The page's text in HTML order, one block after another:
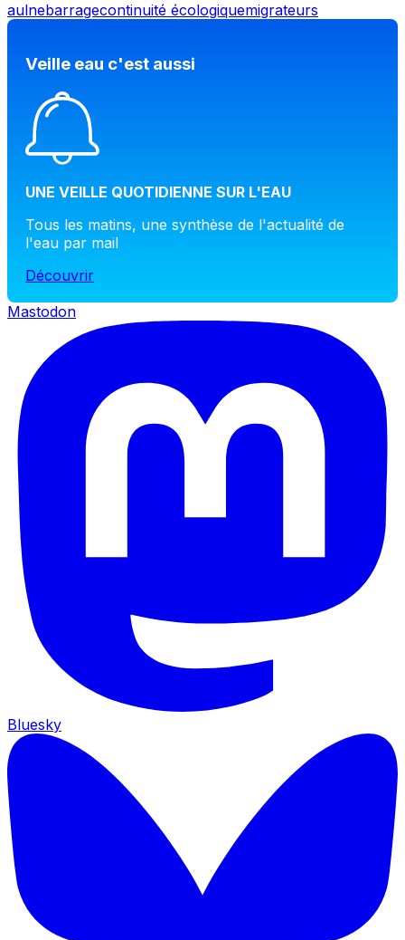
aulnebarragecontinuité écologiquemigrateurs
Veille eau c'est aussi
UNE VEILLE QUOTIDIENNE SUR L'EAU
Tous les matins, une synthèse de l'actualité de
l'eau par mail
Découvrir
Mastodon
Bluesky